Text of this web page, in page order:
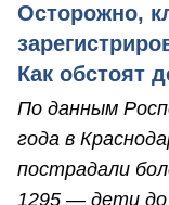
Осторожно,
Как обстоят
По данным
года в
пострадали
1295 — дети